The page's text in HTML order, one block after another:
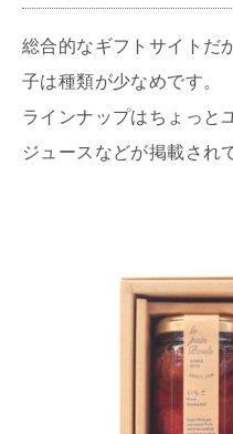
総合的なギフトサイトだ
子は種類が少なめです。
ラインナップはちょっと
ジュースなどが掲載され